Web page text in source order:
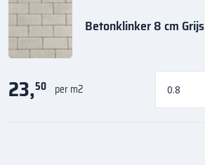
Betonklinker 8 cm
23,50 per m2